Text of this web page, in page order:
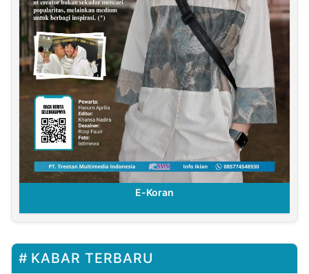
E-Koran
KABAR TERBARU